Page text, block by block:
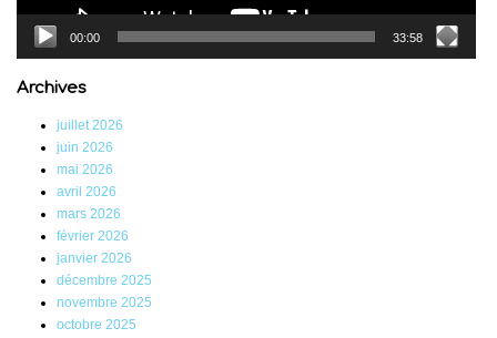
00:00 33:58
Archives
juillet 2026
juin 2026
mai 2026
avril 2026
mars 2026
février 2026
janvier 2026
décembre 2025
novembre 2025
octobre 2025